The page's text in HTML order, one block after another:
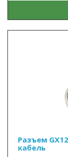
Разъем
кабель